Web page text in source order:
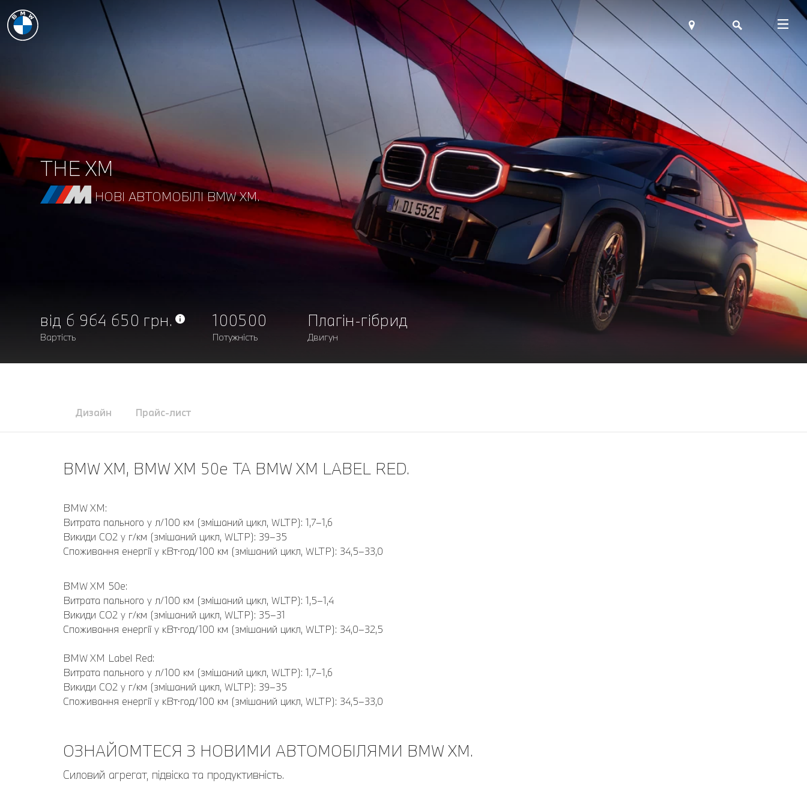
THE XM
НОВІ АВТОМОБІЛІ BMW XM.
від 6 964 650 грн.
Вартість
100500
Потужність
Плагін-гібрид
Двигун
Дизайн Прайс-лист
BMW XM, BMW XM 50e ТА BMW XM LABEL RED.
BMW XM:
Витрата пального у л/100 км (змішаний цикл, WLTP): 1,7–1,6
Викиди CO2 у г/км (змішаний цикл, WLTP): 39–35
Споживання енергії у кВт⋅год/100 км (змішаний цикл, WLTP): 34,5–33,0
BMW XM 50e:
Витрата пального у л/100 км (змішаний цикл, WLTP): 1,5–1,4
Викиди CO2 у г/км (змішаний цикл, WLTP): 35–31
Споживання енергії у кВт⋅год/100 км (змішаний цикл, WLTP): 34,0–32,5
BMW XM Label Red:
Витрата пального у л/100 км (змішаний цикл, WLTP): 1,7–1,6
Викиди CO2 у г/км (змішаний цикл, WLTP): 39–35
Споживання енергії у кВт⋅год/100 км (змішаний цикл, WLTP): 34,5–33,0
ОЗНАЙОМТЕСЯ З НОВИМИ АВТОМОБІЛЯМИ BMW XМ.
Силовий агрегат, підвіска та продуктивність.